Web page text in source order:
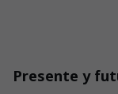
Presente y